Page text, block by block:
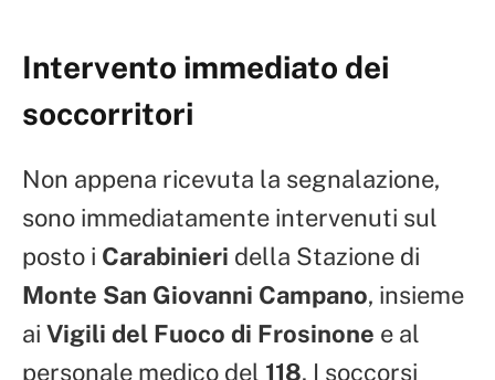
Intervento immediato dei
soccorritori
Non appena ricevuta la segnalazione,
sono immediatamente intervenuti sul
posto i Carabinieri della Stazione di
Monte San Giovanni Campano, insieme
ai Vigili del Fuoco di Frosinone e al
personale medico del 118. I soccorsi